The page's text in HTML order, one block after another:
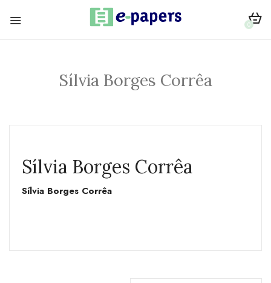
0
Sílvia Borges Corrêa
Sílvia Borges Corrêa
Sílvia Borges Corrêa